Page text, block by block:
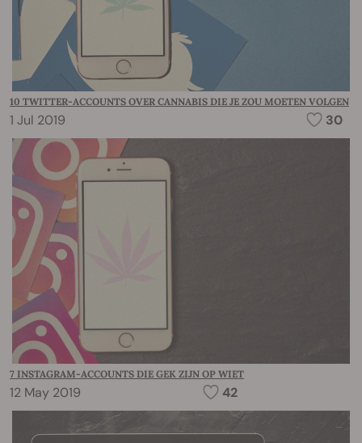
10 TWITTER-ACCOUNTS OVER CANNABIS DIE JE ZOU MOETEN VOLGEN
1 Jul 2019 30
7 INSTAGRAM-ACCOUNTS DIE GEK ZIJN OP WIET
12 May 2019 42